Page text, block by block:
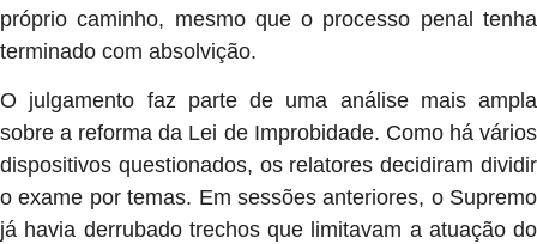
próprio caminho, mesmo que o processo penal tenha
terminado com absolvição.
O julgamento faz parte de uma análise mais ampla
sobre a reforma da Lei de Improbidade. Como há vários
dispositivos questionados, os relatores decidiram dividir
o exame por temas. Em sessões anteriores, o Supremo
já havia derrubado trechos que limitavam a atuação do